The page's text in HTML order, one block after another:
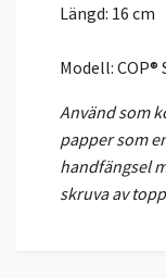
Längd: 16 cm
Modell: COP®
Använd som
papper som
handfängsel
skruva av